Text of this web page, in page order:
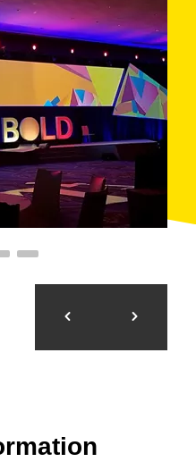
gut koordinierte
Veranstaltung zu